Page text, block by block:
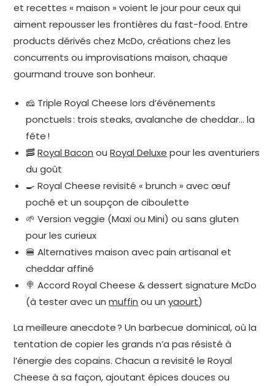
et recettes « maison » voient le jour pour ceux qui
aiment repousser les frontières du fast-food. Entre
products dérivés chez McDo, créations chez les
concurrents ou improvisations maison, chaque
gourmand trouve son bonheur.
🧀 Triple Royal Cheese lors d’événements
ponctuels : trois steaks, avalanche de cheddar… la
fête !
🥓Royal Bacon ouRoyal Deluxe pour les aventuriers
du goût
🍳 Royal Cheese revisité « brunch » avec œuf
poché et un soupçon de ciboulette
🌱 Version veggie (Maxi ou Mini) ou sans gluten
pour les curieux
🍔 Alternatives maison avec pain artisanal et
cheddar affiné
🍭 Accord Royal Cheese & dessert signature McDo
(à tester avec unmuffin ou unyaourt)
La meilleure anecdote ? Un barbecue dominical, où la
tentation de copier les grands n’a pas résisté à
l’énergie des copains. Chacun a revisité le Royal
Cheese à sa façon, ajoutant épices douces ou